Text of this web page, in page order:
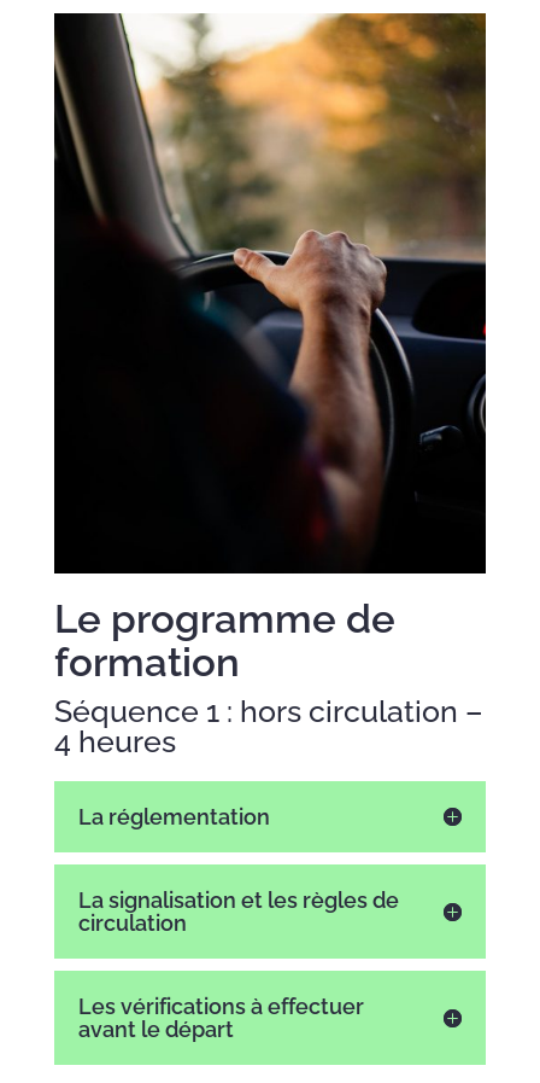
Le programme de
formation
Séquence 1 : hors circulation –
4 heures
La réglementation
La signalisation et les règles de
circulation
Les vérifications à effectuer
avant le départ